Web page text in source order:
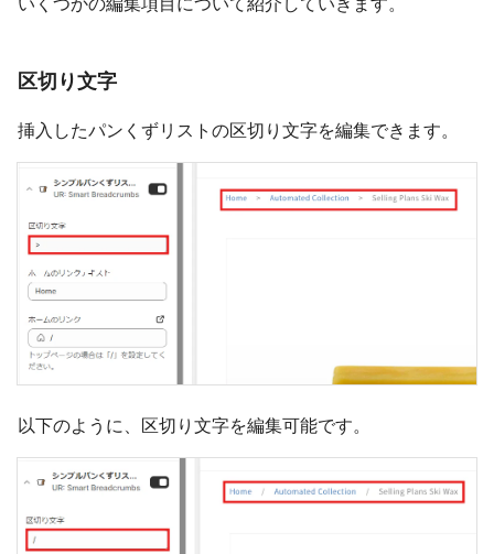
区切り文字
挿入したパンくずリストの区切り文字を編集できます。
以下のように、区切り文字を編集可能です。